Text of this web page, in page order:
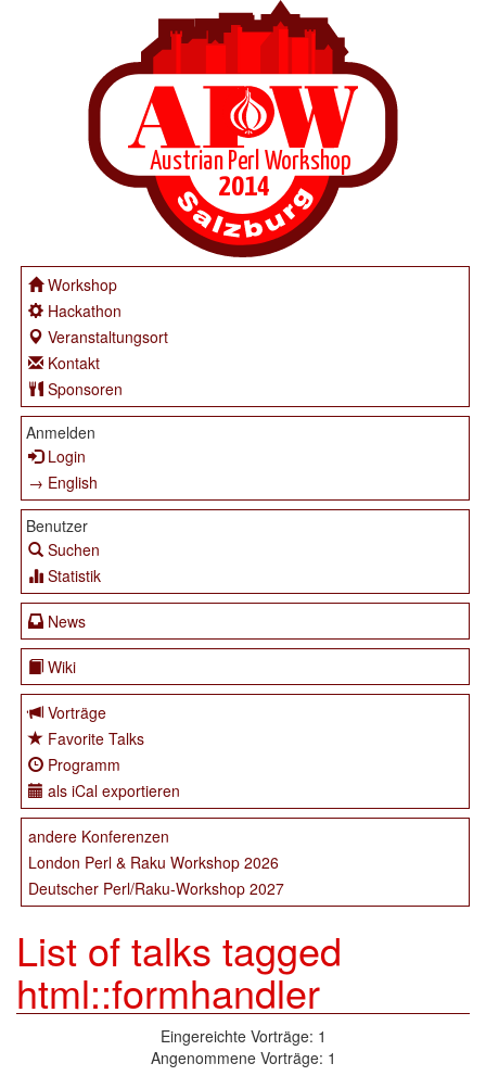
Workshop
Hackathon
Veranstaltungsort
Kontakt
Sponsoren
Anmelden
Login
→ English
Benutzer
Suchen
Statistik
News
Wiki
Vorträge
Favorite Talks
Programm
als iCal exportieren
andere Konferenzen
London Perl & Raku Workshop 2026
Deutscher Perl/Raku-Workshop 2027
List of talks tagged
html::formhandler
Eingereichte Vorträge: 1
Angenommene Vorträge: 1